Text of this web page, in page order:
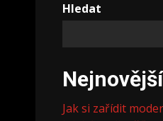
Hledat
Jak si zařídit